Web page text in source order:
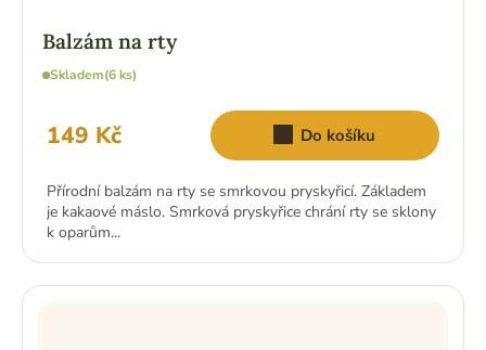
Balzám na rty
Skladem(6 ks)
149 Kč Do košíku
Přírodní balzám na rty se smrkovou pryskyřicí. Základem
je kakaové máslo. Smrková pryskyřice chrání rty se sklony
k oparům...